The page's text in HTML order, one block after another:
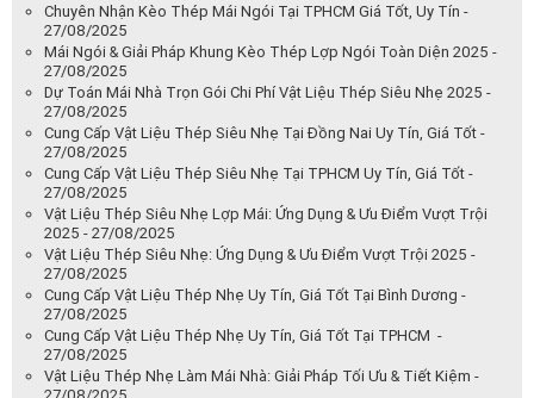
Chuyên Nhận Kèo Thép Mái Ngói Tại TPHCM Giá Tốt, Uy Tín -
27/08/2025
Mái Ngói & Giải Pháp Khung Kèo Thép Lợp Ngói Toàn Diện 2025 -
27/08/2025
Dự Toán Mái Nhà Trọn Gói Chi Phí Vật Liệu Thép Siêu Nhẹ 2025 -
27/08/2025
Cung Cấp Vật Liệu Thép Siêu Nhẹ Tại Đồng Nai Uy Tín, Giá Tốt -
27/08/2025
Cung Cấp Vật Liệu Thép Siêu Nhẹ Tại TPHCM Uy Tín, Giá Tốt -
27/08/2025
Vật Liệu Thép Siêu Nhẹ Lợp Mái: Ứng Dụng & Ưu Điểm Vượt Trội
2025 - 27/08/2025
Vật Liệu Thép Siêu Nhẹ: Ứng Dụng & Ưu Điểm Vượt Trội 2025 -
27/08/2025
Cung Cấp Vật Liệu Thép Nhẹ Uy Tín, Giá Tốt Tại Bình Dương -
27/08/2025
Cung Cấp Vật Liệu Thép Nhẹ Uy Tín, Giá Tốt Tại TPHCM -
27/08/2025
Vật Liệu Thép Nhẹ Làm Mái Nhà: Giải Pháp Tối Ưu & Tiết Kiệm -